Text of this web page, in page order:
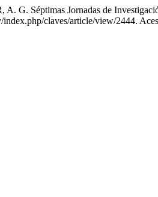
G. Séptimas Jornadas de
index.php/claves/article/view/2444.